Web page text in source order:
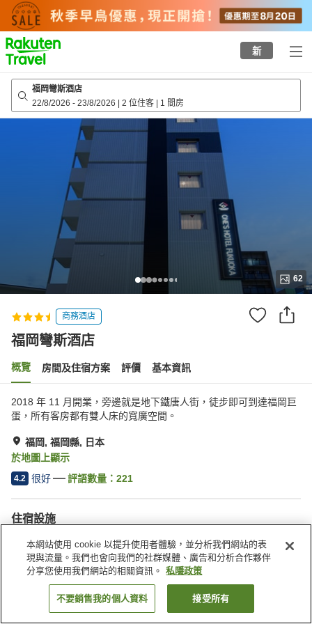
to
top
page
新
福岡彎斯酒店
22/8/2026 - 23/8/2026 | 2 位住客 | 1 間房
62
商務酒店
福岡彎斯酒店
概覽 房間及住宿方案 評價 基本資訊
2018 年 11 月開業，旁邊就是地下鐵唐人街，徒步即可到達福岡巨
蛋，所有客房都有雙人床的寬廣空間。
福岡, 福岡縣, 日本
於地圖上顯示
4.2 很好 評語數量： 221
住宿設施
水療/美容院
餐廳
自動販賣機
收費洗衣房
找客房
本網站使用 cookie 以提升使用者體驗，並分析我們網站的表
現與流量。我們也會向我們的社群媒體、廣告和分析合作夥伴
分享您使用我們網站的相關資訊。
私隱政策
不要銷售我的個人資料 接受所有